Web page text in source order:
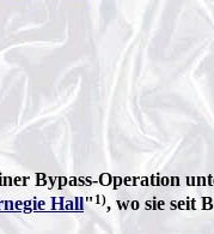
Bypass-Operation
Hall" 1), wo sie seit